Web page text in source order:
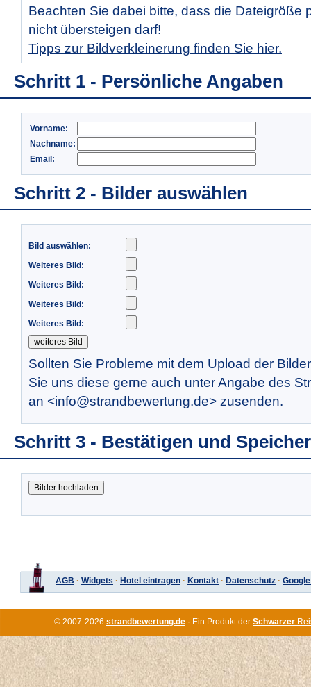
Beachten Sie dabei bitte, dass die Dateigröße
nicht übersteigen darf!
Tipps zur Bildverkleinerung finden Sie hier.
Schritt 1 - Persönliche Angaben
Vorname:
Nachname:
Email:
Schritt 2 - Bilder auswählen
Bild auswählen:
Weiteres Bild:
Weiteres Bild:
Weiteres Bild:
Weiteres Bild:
Sollten Sie Probleme mit dem Upload der
Sie uns diese gerne auch unter Angabe des
an <info@strandbewertung.de> zusenden.
Schritt 3 - Bestätigen und
AGB · Widgets · Hotel eintragen · Kontakt · Datenschutz ·
© 2007-2026 strandbewertung.de · Ein Produkt der Schwarzer